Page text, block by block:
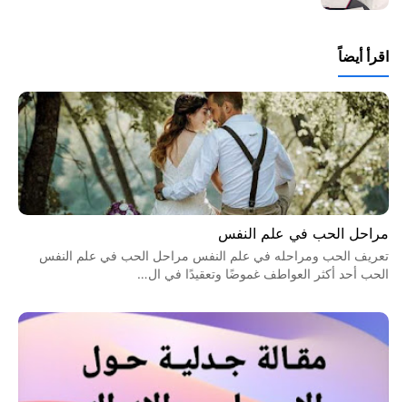
اقرأ أيضاً
مراحل الحب في علم النفس
تعريف الحب ومراحله في علم النفس مراحل الحب في علم النفس
الحب أحد أكثر العواطف غموضًا وتعقيدًا في ال…